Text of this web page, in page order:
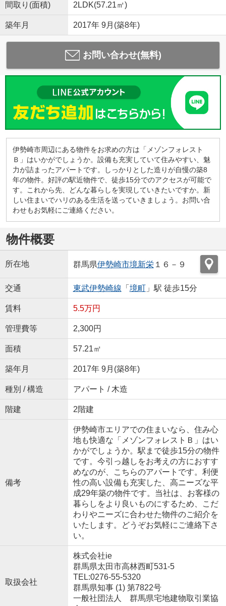
間取り(面積) 2LDK(57.21㎡)
築年月 2017年 9月(築8年)
お問い合わせ(無料)
伊勢崎市周辺にある物件をお求めの方は「メゾンフォレスト
Ｂ」はいかがでしょうか。設備も充実していて住みやすい、魅
力が詰まったアパートです。しっかりとした造りが自慢の築8
年の物件。好評の駅近物件で、徒歩15分でのアクセスが可能で
す。これから先、どんな暮らしを実現していきたいですか。新
しい住まいでハリのある生活を送っていきましょう。お問い合
わせもお気軽にご連絡ください。
物件概要
所在地 群馬県伊勢崎市境新栄１６－９
交通 東武伊勢崎線 「 境町」駅 徒歩15分
賃料 5.5万円
管理費等 2,300円
面積 57.21㎡
築年月 2017年 9月(築8年)
種別 / 構造 アパート / 木造
階建 2階建
備考
伊勢崎市エリアでの住まいなら、住み心
地も快適な「メゾンフォレストＢ」はい
かがでしょうか。駅まで徒歩15分の物件
です。今引っ越しをお考えの方におすす
めなのが、こちらのアパートです。利便
性の高い設備も充実した、高ニーズな平
成29年築の物件です。当社は、お客様の
暮らしをより良いものにするため、こだ
わりやニーズに合わせた物件のご紹介を
いたします。どうぞお気軽にご連絡下さ
い。
取扱会社
株式会社ie
群馬県太田市高林西町531-5
TEL:0276-55-5320
群馬県知事 (1) 第7822号
一般社団法人 群馬県宅地建物取引業協